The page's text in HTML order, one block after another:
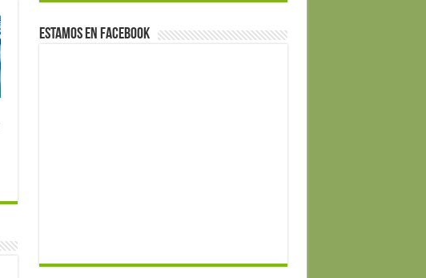
Estamos en Facebook